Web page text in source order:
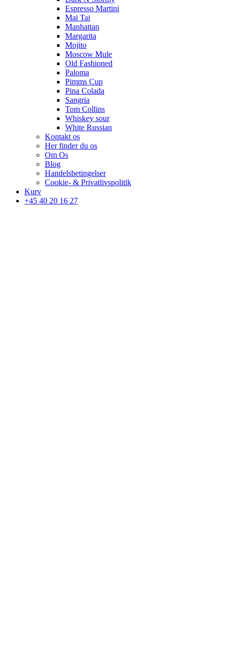
Espresso Martini
Mai Tai
Manhattan
Margarita
Mojito
Moscow Mule
Old Fashioned
Paloma
Pimms Cup
Pina Colada
Sangria
Tom Collins
Whiskey sour
White Russian
Kontakt os
Her finder du os
Om Os
Blog
Handelsbetingelser
Cookie- & Privatlivspolitik
Kurv
+45 40 20 16 27